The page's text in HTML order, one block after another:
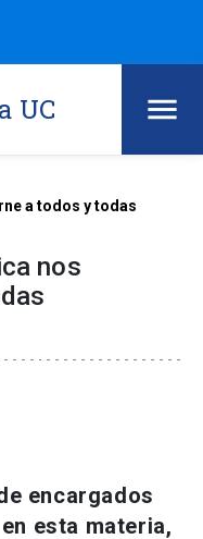
UC
a todos y todas
nos
encargados
esta materia,